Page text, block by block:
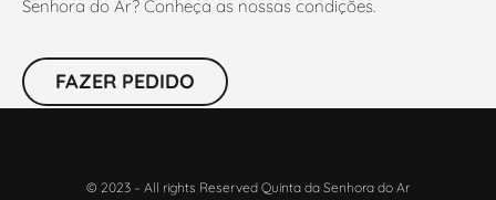
Senhora do Ar? Conheça as nossas condições.
FAZER PEDIDO
© 2023 – All rights Reserved Quinta da Senhora do Ar